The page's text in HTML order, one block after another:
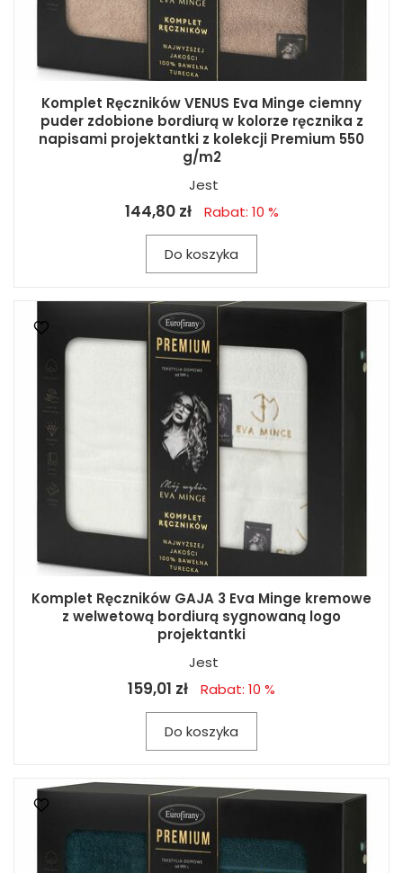
Komplet Ręczników VENUS Eva Minge ciemny
puder zdobione bordiurą w kolorze ręcznika z
napisami projektantki z kolekcji Premium 550
g/m2
Jest
144,80 zł Rabat: 10 %
Do koszyka
Komplet Ręczników GAJA 3 Eva Minge kremowe
z welwetową bordiurą sygnowaną logo
projektantki
Jest
159,01 zł Rabat: 10 %
Do koszyka